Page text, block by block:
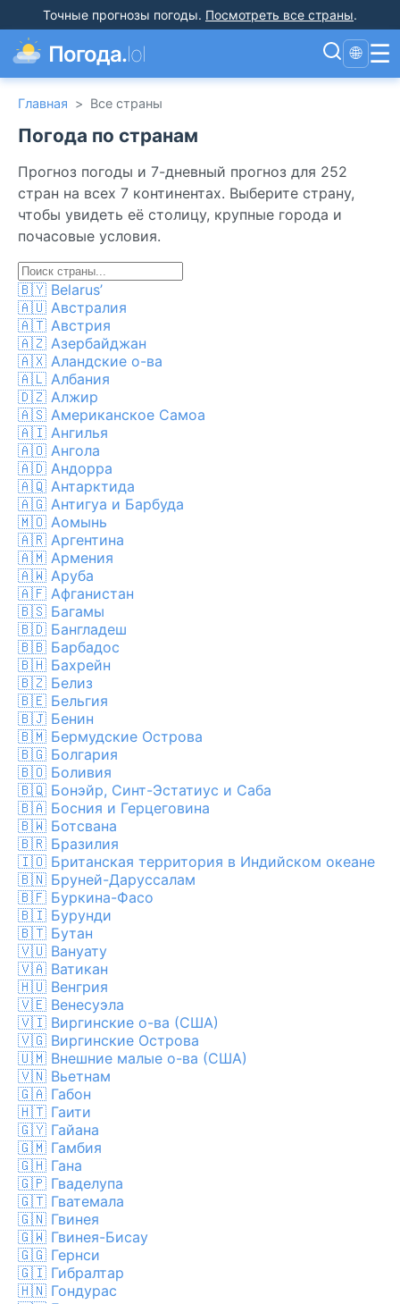
Точные прогнозы погоды. Посмотреть все страны.
Погода.lol 🌐 ☰
Главная > Все страны
Погода по странам
Прогноз погоды и 7-дневный прогноз для 252
стран на всех 7 континентах. Выберите страну,
чтобы увидеть её столицу, крупные города и
почасовые условия.
🇧🇾 Belarus’
🇦🇺 Австралия
🇦🇹 Австрия
🇦🇿 Азербайджан
🇦🇽 Аландские о-ва
🇦🇱 Албания
🇩🇿 Алжир
🇦🇸 Американское Самоа
🇦🇮 Ангилья
🇦🇴 Ангола
🇦🇩 Андорра
🇦🇶 Антарктида
🇦🇬 Антигуа и Барбуда
🇲🇴 Аомынь
🇦🇷 Аргентина
🇦🇲 Армения
🇦🇼 Аруба
🇦🇫 Афганистан
🇧🇸 Багамы
🇧🇩 Бангладеш
🇧🇧 Барбадос
🇧🇭 Бахрейн
🇧🇿 Белиз
🇧🇪 Бельгия
🇧🇯 Бенин
🇧🇲 Бермудские Острова
🇧🇬 Болгария
🇧🇴 Боливия
🇧🇶 Бонэйр, Синт-Эстатиус и Саба
🇧🇦 Босния и Герцеговина
🇧🇼 Ботсвана
🇧🇷 Бразилия
🇮🇴 Британская территория в Индийском океане
🇧🇳 Бруней-Даруссалам
🇧🇫 Буркина-Фасо
🇧🇮 Бурунди
🇧🇹 Бутан
🇻🇺 Вануату
🇻🇦 Ватикан
🇭🇺 Венгрия
🇻🇪 Венесуэла
🇻🇮 Виргинские о-ва (США)
🇻🇬 Виргинские Острова
🇺🇲 Внешние малые о-ва (США)
🇻🇳 Вьетнам
🇬🇦 Габон
🇭🇹 Гаити
🇬🇾 Гайана
🇬🇲 Гамбия
🇬🇭 Гана
🇬🇵 Гваделупа
🇬🇹 Гватемала
🇬🇳 Гвинея
🇬🇼 Гвинея-Бисау
🇬🇬 Гернси
🇬🇮 Гибралтар
🇭🇳 Гондурас